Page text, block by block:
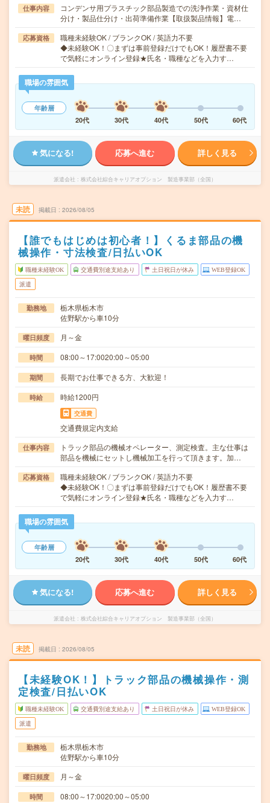
仕事内容
コンデンサ用プラスチック部品製造での洗浄作業・資材仕
分け・製品仕分け・出荷準備作業【取扱製品情報】電…
応募資格
職種未経験OK / ブランクOK / 英語力不要
◆未経験OK！〇まずは事前登録だけでもOK！履歴書不要
で気軽にオンライン登録★氏名・職種などを入力す…
職場の雰囲気
年齢層
20代
30代 40代 50代 60代
気になる! 応募へ進む 詳しく見る
派遣会社 株式会社綜合キャリアオプション 製造事業部（全国）
未読 掲載日 2026/08/05
【誰でもはじめは初心者！】くるま部品の機
械操作・寸法検査/日払いOK
職種未経験OK 交通費別途支給あり 土日祝日が休み WEB登録OK
派遣
勤務地
栃木県栃木市
佐野駅から車10分
曜日頻度 月～金
時間 08:00～17:0020:00～05:00
期間 長期でお仕事できる方、大歓迎！
時給 時給1200円
交通費
交通費規定内支給
仕事内容
トラック部品の機械オペレーター、測定検査。主な仕事は
部品を機械にセットし機械加工を行って頂きます。加…
応募資格
職種未経験OK / ブランクOK / 英語力不要
◆未経験OK！〇まずは事前登録だけでもOK！履歴書不要
で気軽にオンライン登録★氏名・職種などを入力す…
職場の雰囲気
年齢層
20代
30代 40代 50代 60代
気になる! 応募へ進む 詳しく見る
派遣会社 株式会社綜合キャリアオプション 製造事業部（全国）
未読 掲載日 2026/08/05
【未経験OK！】トラック部品の機械操作・測
定検査/日払いOK
職種未経験OK 交通費別途支給あり 土日祝日が休み WEB登録OK
派遣
勤務地
栃木県栃木市
佐野駅から車10分
曜日頻度 月～金
時間 08:00～17:0020:00～05:00